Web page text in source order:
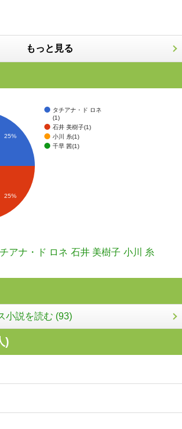
もっと見る
タチアナ・ド ロネ
(1)
石井 美樹子(1)
小川 糸(1)
千早 茜(1)
25%
25%
アナ・ド ロネ 石井 美樹子 小川 糸
小説を読む (93)
)